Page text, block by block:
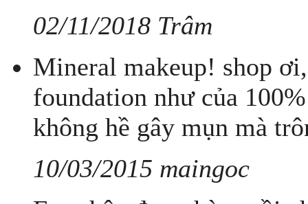
02/11/2018 Trâm
Mineral makeup! shop
foundation như của
không hề gây mụn mà
10/03/2015 maingoc